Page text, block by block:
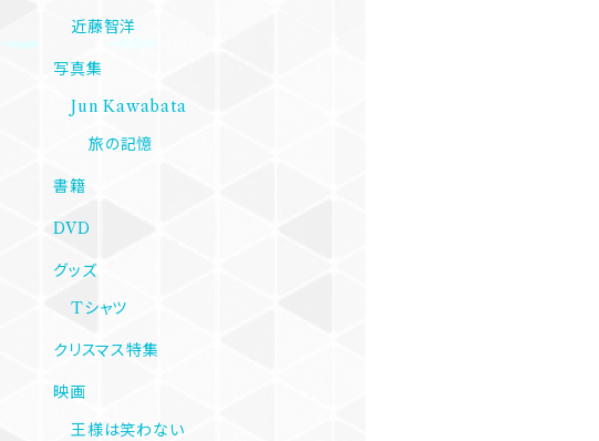
近藤智洋
写真集
Jun Kawabata
旅の記憶
書籍
DVD
グッズ
Tシャツ
クリスマス特集
映画
王様は笑わない